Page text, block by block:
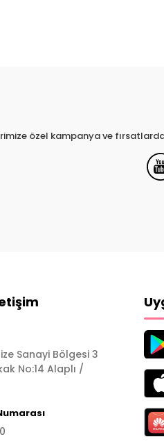
özel kampanya ve
Sanayi Bölgesi 3
No:14 Alaplı /